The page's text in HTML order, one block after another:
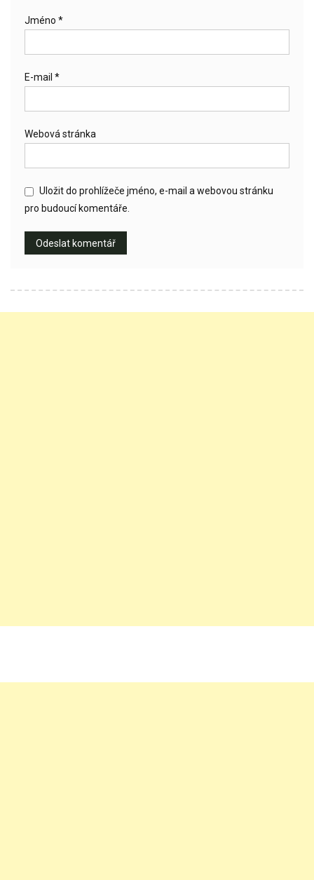
Jméno *
E-mail *
Webová stránka
Uložit do prohlížeče jméno, e-mail a webovou stránku
pro budoucí komentáře.